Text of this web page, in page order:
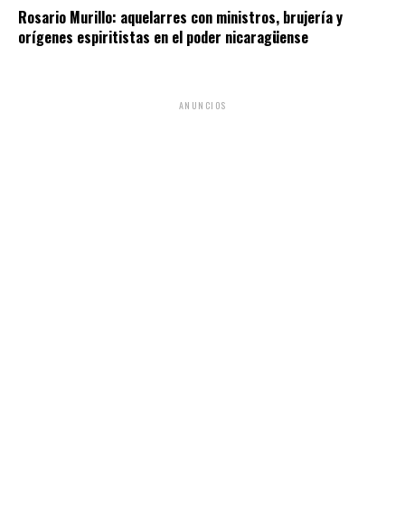
Rosario Murillo: aquelarres con ministros, brujería y
orígenes espiritistas en el poder nicaragüense
ANUNCIOS